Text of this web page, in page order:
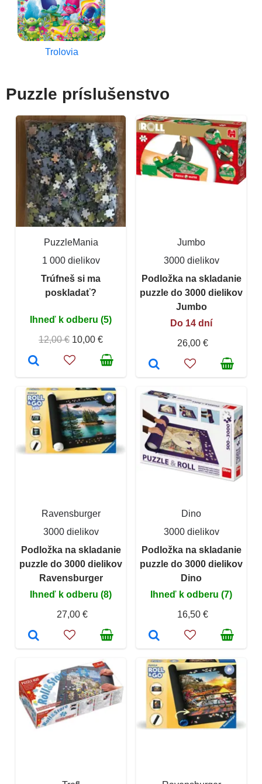
Trolovia
Puzzle príslušenstvo
PuzzleMania
1 000 dielikov
Trúfneš si ma
poskladať?
Ihneď k odberu (5)
12,00 € 10,00 €
Jumbo
3000 dielikov
Podložka na skladanie
puzzle do 3000 dielikov
Jumbo
Do 14 dní
26,00 €
Ravensburger
3000 dielikov
Podložka na skladanie
puzzle do 3000 dielikov
Ravensburger
Ihneď k odberu (8)
27,00 €
Dino
3000 dielikov
Podložka na skladanie
puzzle do 3000 dielikov
Dino
Ihneď k odberu (7)
16,50 €